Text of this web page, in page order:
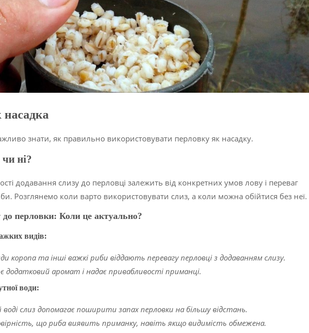
знати, як правильно використовувати перловку як насадку.
ні?
додавання слизу до перловці залежить від конкретних умов лову і переваг
Розглянемо коли варто використовувати слиз, а коли можна обійтися без неї.
до перловки: Коли це актуально?
видів:
коропа та інші важкі риби віддають перевагу перловці з додаванням слизу.
додатковий аромат і надає привабливості приманці.
води:
воді слиз допомагає поширити запах перловки на більшу відстань.
що риба виявить приманку, навіть якщо видимість обмежена.